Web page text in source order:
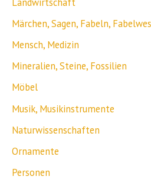
Märchen, Sagen, Fabeln,
Mensch, Medizin
Mineralien, Steine, Fossilien
Möbel
Musik, Musikinstrumente
Naturwissenschaften
Ornamente
Personen